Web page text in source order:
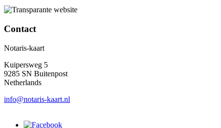
Contact
Notaris-kaart
Kuipersweg 5
9285 SN Buitenpost
Netherlands
info@notaris-kaart.nl